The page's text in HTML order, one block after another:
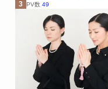
3 PV数 49